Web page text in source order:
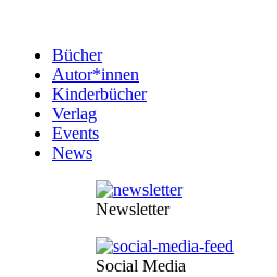
Bücher
Autor*innen
Kinderbücher
Verlag
Events
News
Newsletter
Social Media